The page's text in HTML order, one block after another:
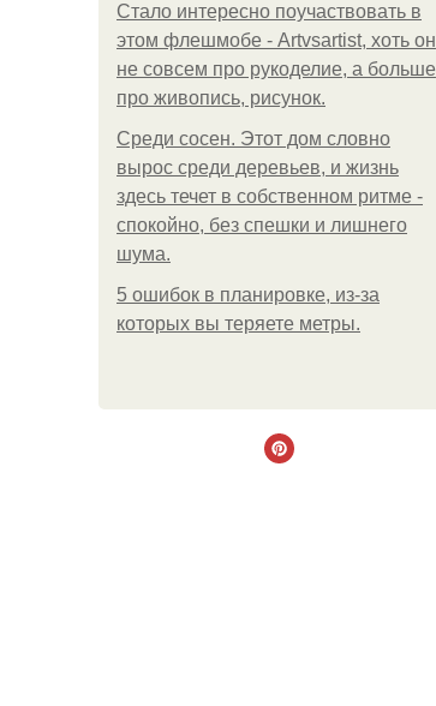
Стало интересно поучаствовать в
этом флешмобе - Artvsartist, хоть он
не совсем про рукоделие, а больше
про живопись, рисунок.
Среди сосен. Этот дом словно
вырос среди деревьев, и жизнь
здесь течет в собственном ритме -
спокойно, без спешки и лишнего
шума.
5 ошибок в планировке, из-за
которых вы теряете метры.